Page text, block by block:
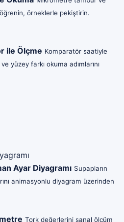
öğrenin, örneklerle pekiştirin.
ile Ölçme Komparatör saatiyle
yüzey farkı okuma adımlarını
Ayar Diyagramı Supapların
animasyonlu diyagram üzerinden
Tork değerlerini sanal ölçüm